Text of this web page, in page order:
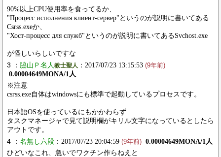
90%以上CPU使用率を食ってるか、
"Процесс исполнения клиент-сервер"というのが説明に書いてある
Csrss.exeか、
"Хост-процесс для служб"というのが説明に書いてあるSvchost.exe
が怪しいらしいですな
3 ： 脇山Ｐ名人 教士聖人 ：2017/07/23 13:15:53 (9年前)
0.00004649MONA/1人
※注意
csrss.exe自体はwindowsにも標準で起動しているプロセスです。
日本語OSを使っているにもかかわらず
タスクマネージャで見て説明欄がキリル文字になっているとしたら
アウトです。
4 ： 名無し六段 ：2017/07/23 20:04:59 (9年前) 0.00004649MONA/1人
ひどいなこれ、急いでワクチン作らねえと